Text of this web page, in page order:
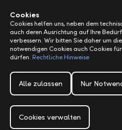
Cookies
Cookies helfen uns, neben dem
auch deren Ausrichtung auf Ihre
verbessern. Wir bitten Sie daher um
notwendigen Cookies auch Cookies
dürfen. Rechtliche Hinweise
Alle zulassen Nur
Cookies verwalten